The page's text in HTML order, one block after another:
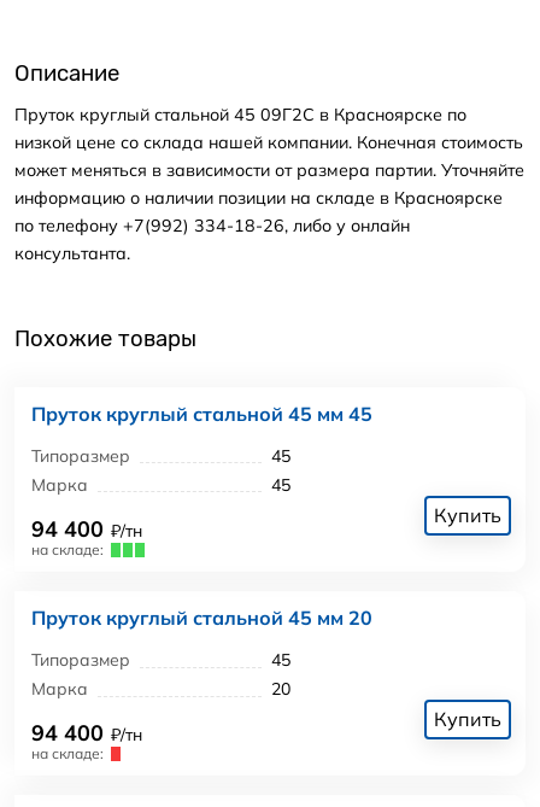
Описание
Пруток круглый стальной 45 09Г2С в Красноярске по
низкой цене со склада нашей компании. Конечная стоимость
может меняться в зависимости от размера партии. Уточняйте
информацию о наличии позиции на складе в Красноярске
по телефону +7(992) 334-18-26, либо у онлайн
консультанта.
Похожие товары
Пруток круглый стальной 45 мм 45
Типоразмер
45
Марка
45
94 400 ₽/тн
на складе:
Купить
Пруток круглый стальной 45 мм 20
Типоразмер
45
Марка
20
94 400 ₽/тн
на складе:
Купить